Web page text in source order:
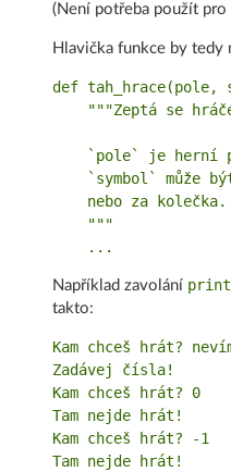
(Není potřeba použít
Hlavička funkce by tedy
def tah_hrace(pole,
"""Zeptá se
`pole` je herní
`symbol` může
    nebo za kolečka.
    """
Například zavolání
takto:
Kam chceš hrát?
Zadávej čísla!
Kam chceš hrát? 0
Tam nejde hrát!
Kam chceš hrát? -1
Tam nejde hrát!